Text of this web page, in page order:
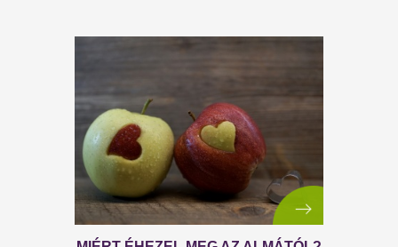
fehér kenyérre. Ugye beleharapnál? Rossz hírem
rosszul tennéd...